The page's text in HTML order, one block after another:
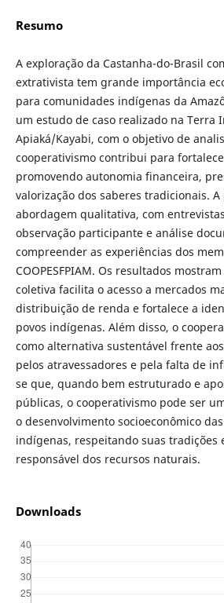
Resumo
A exploração da Castanha-do-Brasil
extrativista tem grande importância
para comunidades indígenas da
um estudo de caso realizado na Terra
Apiaká/Kayabi, com o objetivo de
cooperativismo contribui para
promovendo autonomia financeira,
valorização dos saberes tradicionais.
abordagem qualitativa, com
observação participante e análise
compreender as experiências dos
COOPESFPIAM. Os resultados
coletiva facilita o acesso a mercados
distribuição de renda e fortalece a
povos indígenas. Além disso, o
como alternativa sustentável frente
pelos atravessadores e pela falta de
se que, quando bem estruturado e
públicas, o cooperativismo pode ser
o desenvolvimento socioeconômico
indígenas, respeitando suas tradições
responsável dos recursos naturais.
Downloads